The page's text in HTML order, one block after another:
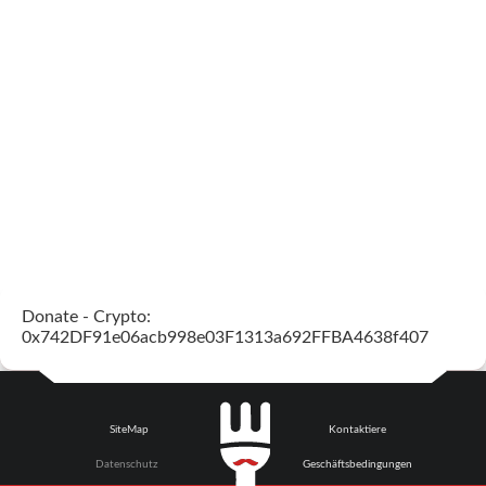
Donate - Crypto:
0x742DF91e06acb998e03F1313a692FFBA4638f407
SiteMap
Datenschutz
Kontaktiere
Geschäftsbedingungen